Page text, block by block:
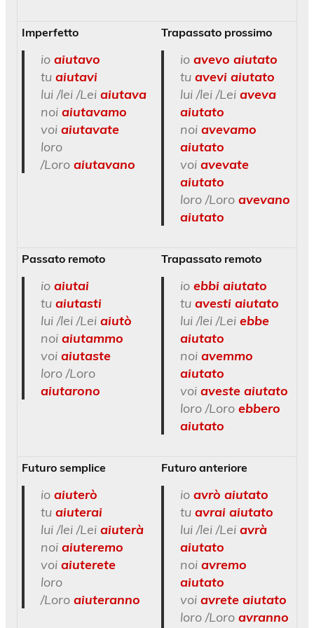
Imperfetto
io aiutavo
tu aiutavi
lui /lei /Lei aiutava
noi aiutavamo
voi aiutavate
loro
/Loro aiutavano
Trapassato prossimo
io avevo aiutato
tu avevi aiutato
lui /lei /Lei aveva
aiutato
noi avevamo
aiutato
voi avevate
aiutato
loro /Loro avevano
aiutato
Passato remoto
io aiutai
tu aiutasti
lui /lei /Lei aiutò
noi aiutammo
voi aiutaste
loro /Loro
aiutarono
Trapassato remoto
io ebbi aiutato
tu avesti aiutato
lui /lei /Lei ebbe
aiutato
noi avemmo
aiutato
voi aveste aiutato
loro /Loro ebbero
aiutato
Futuro semplice
io aiuterò
tu aiuterai
lui /lei /Lei aiuterà
noi aiuteremo
voi aiuterete
loro
/Loro aiuteranno
Futuro anteriore
io avrò aiutato
tu avrai aiutato
lui /lei /Lei avrà
aiutato
noi avremo
aiutato
voi avrete aiutato
loro /Loro avranno